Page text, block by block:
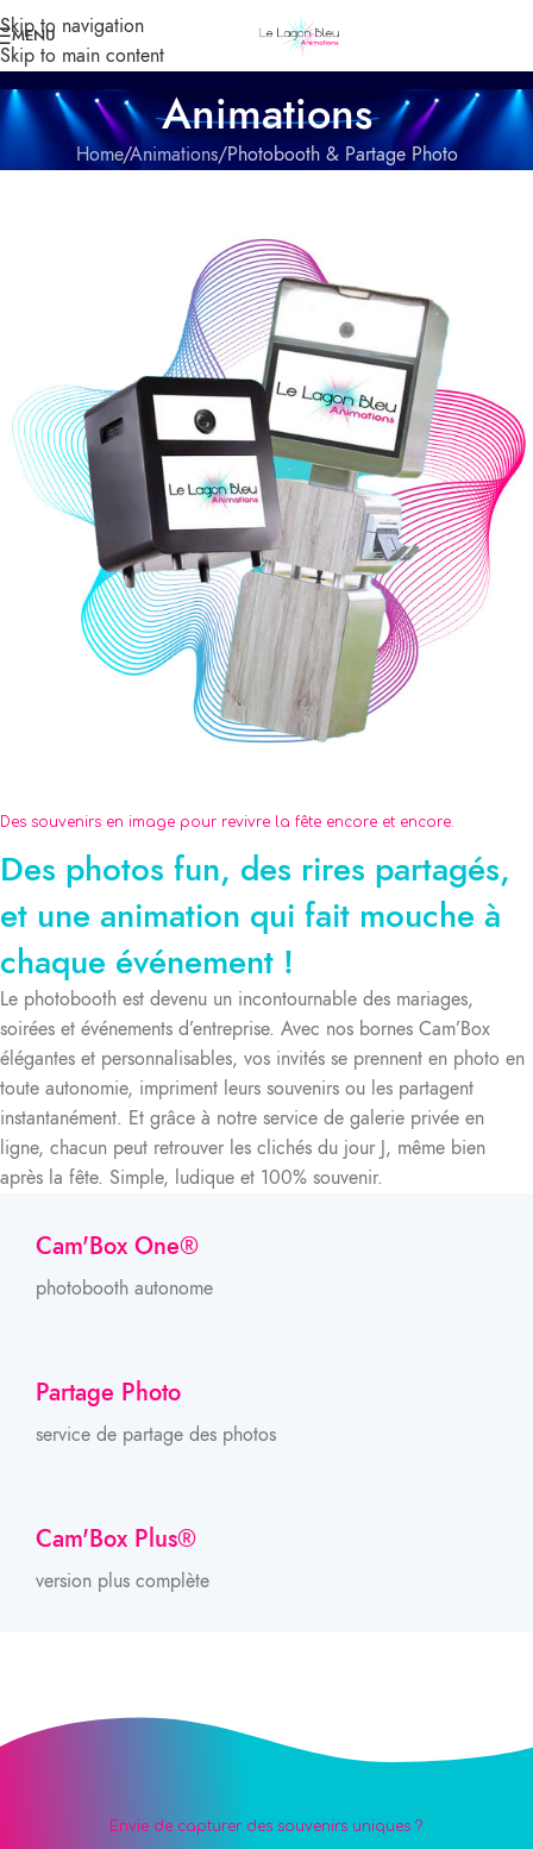
Skip to navigation
Skip to main content
MENU
Animations
Home Animations Photobooth & Partage Photo
Des souvenirs en image pour revivre la fête encore et encore.
Des photos fun, des rires partagés,
et une animation qui fait mouche à
chaque événement !
Le photobooth est devenu un incontournable des mariages,
soirées et événements d’entreprise. Avec nos bornes Cam’Box
élégantes et personnalisables, vos invités se prennent en photo en
toute autonomie, impriment leurs souvenirs ou les partagent
instantanément. Et grâce à notre service de galerie privée en
ligne, chacun peut retrouver les clichés du jour J, même bien
après la fête. Simple, ludique et 100% souvenir.
Cam'Box One®
photobooth autonome
Partage Photo
service de partage des photos
Cam'Box Plus®
version plus complète
Envie de capturer des souvenirs uniques ?